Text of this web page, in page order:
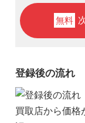
無料
登録後の流れ